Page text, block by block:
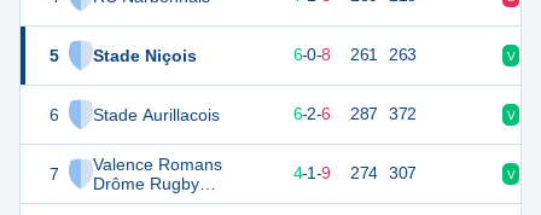
5 Stade Niçois
6 Stade Aurillacois
7
Valence Romans
Drôme Rugby
Féminines
6-0-8 261 263 V
29 6-2-6 287 372 V
23 4-1-9 274 307 V